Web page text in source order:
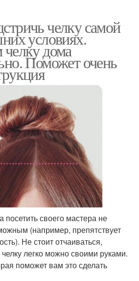
челку самой
условиях.
дома
Поможет очень
посетить своего мастера не
(например, препятствует
Не стоит отчаиваться,
челку легко можно своими руками.
поможет вам это сделать